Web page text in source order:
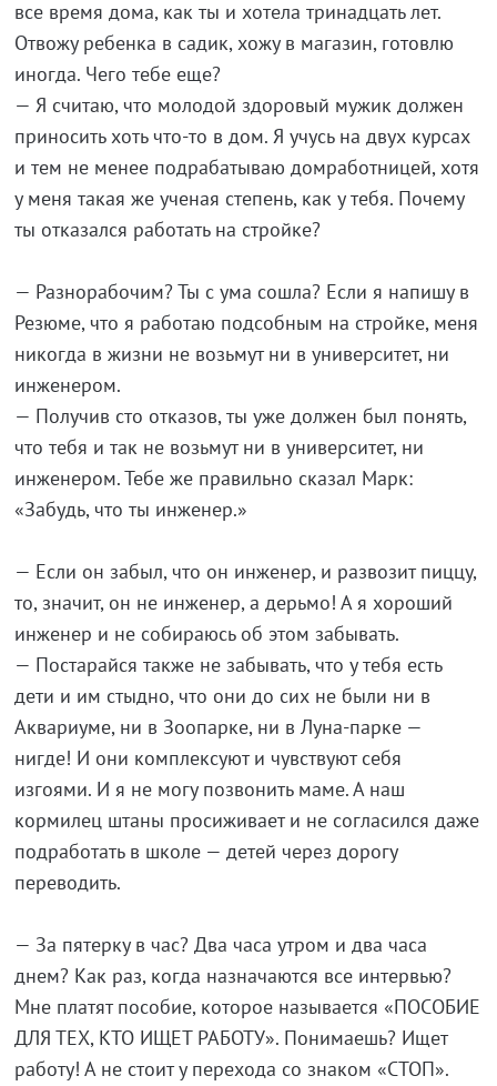
все время дома, как ты и хотела тринадцать лет.
Отвожу ребенка в садик, хожу в магазин, готовлю
иногда. Чего тебе еще?
— Я считаю, что молодой здоровый мужик должен
приносить хоть что-то в дом. Я учусь на двух курсах
и тем не менее подрабатываю домработницей, хотя
у меня такая же ученая степень, как у тебя. Почему
ты отказался работать на стройке?
— Разнорабочим? Ты с ума сошла? Если я напишу в
Резюме, что я работаю подсобным на стройке, меня
никогда в жизни не возьмут ни в университет, ни
инженером.
— Получив сто отказов, ты уже должен был понять,
что тебя и так не возьмут ни в университет, ни
инженером. Тебе же правильно сказал Марк:
«Забудь, что ты инженер.»
— Если он забыл, что он инженер, и развозит пиццу,
то, значит, он не инженер, а дерьмо! А я хороший
инженер и не собираюсь об этом забывать.
— Постарайся также не забывать, что у тебя есть
дети и им стыдно, что они до сих не были ни в
Аквариуме, ни в Зоопарке, ни в Луна-парке —
нигде! И они комплексуют и чувствуют себя
изгоями. И я не могу позвонить маме. А наш
кормилец штаны просиживает и не согласился даже
подработать в школе — детей через дорогу
переводить.
— За пятерку в час? Два часа утром и два часа
днем? Как раз, когда назначаются все интервью?
Мне платят пособие, которое называется «ПОСОБИЕ
ДЛЯ ТЕХ, КТО ИЩЕТ РАБОТУ». Понимаешь? Ищет
работу! А не стоит у перехода со знаком «СТОП».